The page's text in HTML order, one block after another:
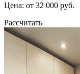
Цена: от 32 000 руб.
Рассчитать